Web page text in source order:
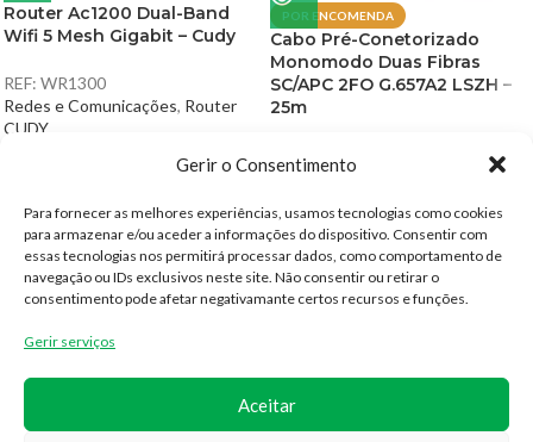
Gerir o Consentimento
Para fornecer as melhores experiências, usamos tecnologias como cookies
para armazenar e/ou aceder a informações do dispositivo. Consentir com
essas tecnologias nos permitirá processar dados, como comportamento de
navegação ou IDs exclusivos neste site. Não consentir ou retirar o
consentimento pode afetar negativamante certos recursos e funções.
Gerir serviços
Aceitar
Router Ac1200 Dual-Band
Wifi 5 Mesh Gigabit – Cudy
REF: WR1300
Redes e Comunicações, Router
CUDY
POR ENCOMENDA
Cabo Pré-Conetorizado
Monomodo Duas Fibras
SC/APC 2FO G.657A2 LSZH –
25m
REF: NV300225
Redes e Comunicações
13,70€
◉ Por encomenda
(+351) 300 527 739